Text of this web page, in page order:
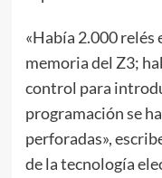
«Había 2.000 relés
memoria del Z3;
control para
programación se
perforadas»,
de la tecnología